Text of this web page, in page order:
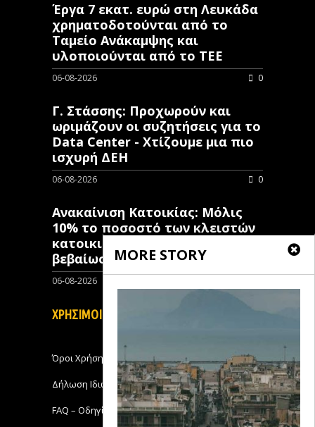
MORE STORY
Έργα 7 εκατ. ευρώ στη Λευκάδα
χρηματοδοτούνται από το
Ταμείο Ανάκαμψης και
υλοποιούνται από το ΤΕΕ
06-08-2026 0
Γ. Στάσσης: Προχωρούν και
ωριμάζουν οι συζητήσεις για το
Data Center - Χτίζουμε μια πιο
ισχυρή ΔΕΗ
06-08-2026 0
Ανακαίνιση Κατοικίας: Μόλις
10% το ποσοστό των κλειστών
κατοικιών που έχουν λάβει
βεβαίωση ένταξης
06-08-2026
ΧΡΗΣΙΜΟΙ ΣΥΝΔΕΣΜΟΙ
Όροι Χρήσης
Δήλωση Ιδιωτικότητας
FAQ – Οδηγίες Χρήσης